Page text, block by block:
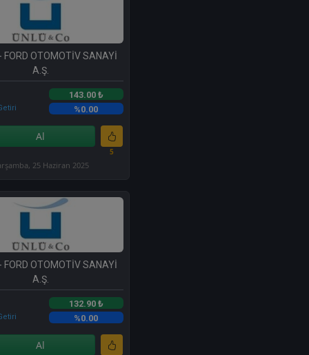
- FORD OTOMOTİV SANAYİ
A.Ş.
143.00 ₺
%0.00
Al
5
25 Haziran 2025
- FORD OTOMOTİV SANAYİ
A.Ş.
132.90 ₺
%0.00
Al